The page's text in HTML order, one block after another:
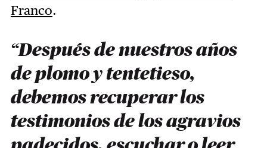
Franco.
“Después de nuestros años
de plomo y tentetieso,
debemos recuperar los
testimonios de los agravios